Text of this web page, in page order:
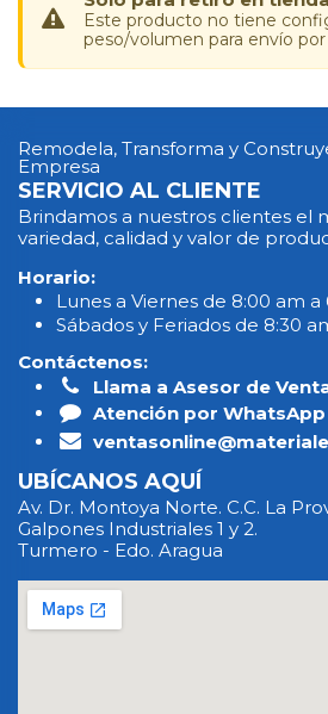
Este producto no tiene
peso/volumen para envío
Remodela, Transforma y
Empresa
SERVICIO AL CLIENTE
Brindamos a nuestros clientes el
variedad, calidad y valor de
Horario:
Lunes a Viernes de 8:00 am a
Sábados y Feriados de 8:30
Contáctenos:
Llama a Asesor de
Atención por WhatsApp
UBÍCANOS AQUÍ
Av. Dr. Montoya Norte. C.C. La
Galpones Industriales 1 y 2.
Turmero - Edo. Aragua